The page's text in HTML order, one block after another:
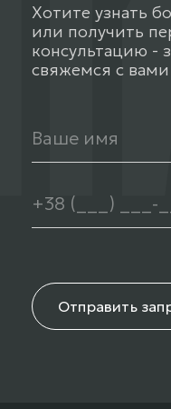
Хотите узнать
или получить
консультацию -
свяжемся с вами
Отправить